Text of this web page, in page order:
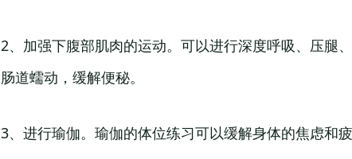
2、加强下腹部肌肉的运动。可以进行深度呼吸、压腿
肠道蠕动，缓解便秘。
3、进行瑜伽。瑜伽的体位练习可以缓解身体的焦虑和